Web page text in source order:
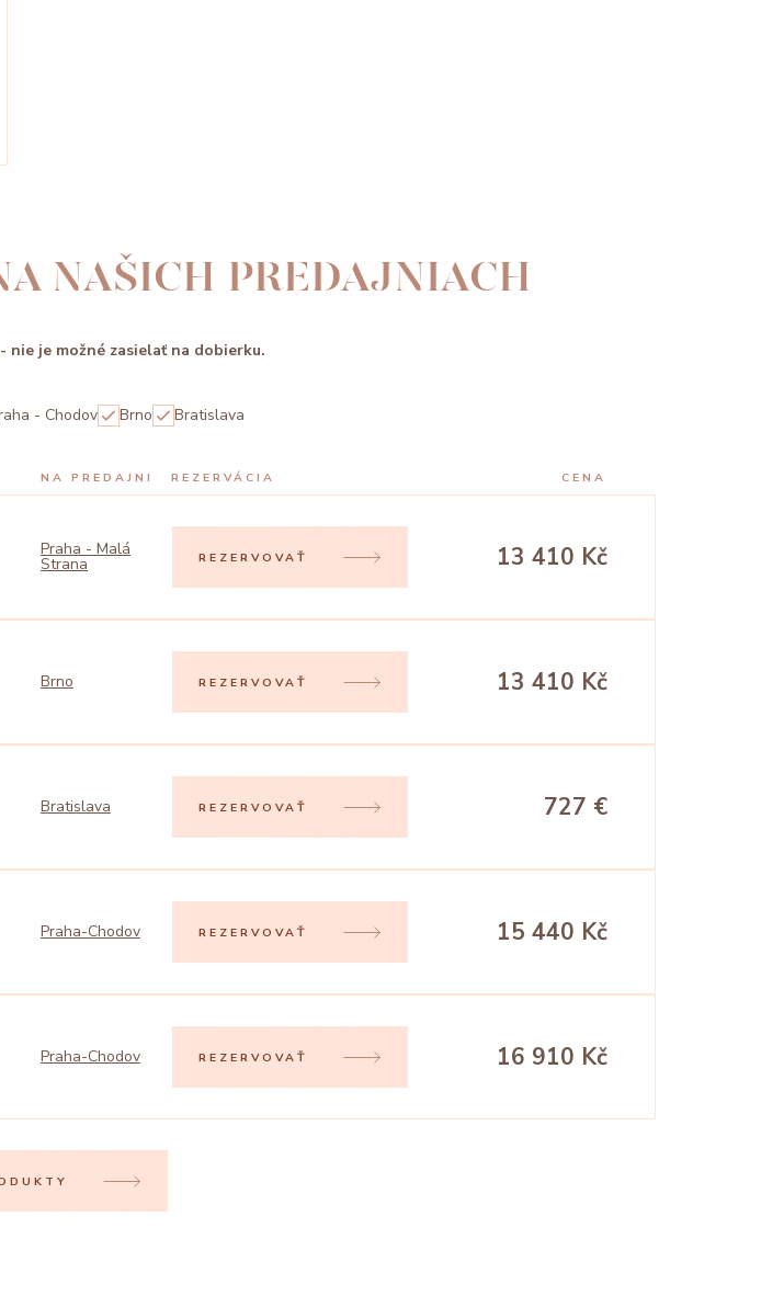
NAŠICH PREDAJNIACH
nie je možné zasielať na dobierku.
- Chodov Brno Bratislava
NA PREDAJNI REZERVÁCIA CENA
Praha - Malá
Strana REZERVOVAŤ 13 410 Kč
Brno REZERVOVAŤ 13 410 Kč
Bratislava REZERVOVAŤ 727 €
Praha-Chodov REZERVOVAŤ 15 440 Kč
Praha-Chodov REZERVOVAŤ 16 910 Kč